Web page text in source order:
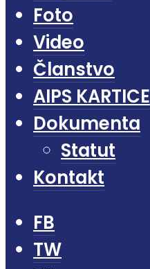
Foto
Video
Članstvo
AIPS KARTICE
Dokumenta
Statut
Kontakt
FB
TW